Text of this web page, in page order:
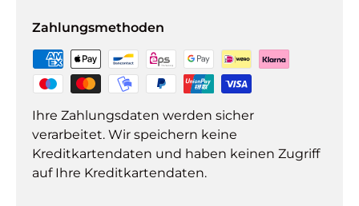
Zahlungsmethoden
Ihre Zahlungsdaten werden sicher
verarbeitet. Wir speichern keine
Kreditkartendaten und haben keinen Zugriff
auf Ihre Kreditkartendaten.